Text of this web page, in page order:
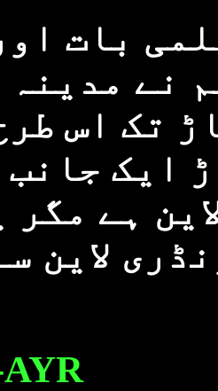
بات
نے
تک اس
ایک جانب
ہے مگر